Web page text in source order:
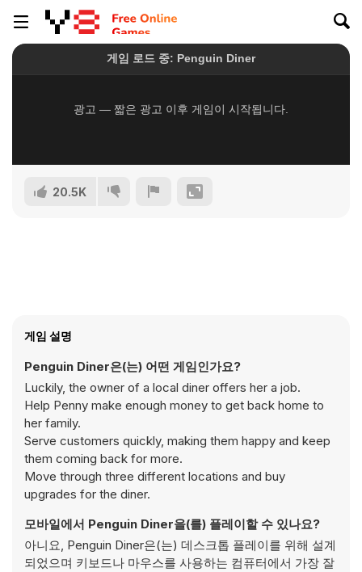
20.5K
게임 설명
Penguin Diner은(는) 어떤 게임인가요?
Luckily, the owner of a local diner offers her a job.
Help Penny make enough money to get back home to
her family.
Serve customers quickly, making them happy and keep
them coming back for more.
Move through three different locations and buy
upgrades for the diner.
모바일에서 Penguin Diner을(를) 플레이할 수 있나요?
아니요, Penguin Diner은(는) 데스크톱 플레이를 위해 설계
되었으며 키보드나 마우스를 사용하는 컴퓨터에서 가장 잘